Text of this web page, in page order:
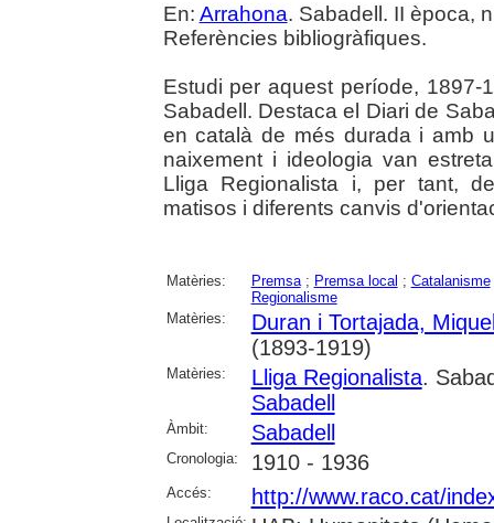
En: Arrahona. Sabadell. II època,
Referències bibliogràfiques.
Estudi per aquest període,
Sabadell. Destaca el Diari de
en català de més durada i amb
naixement i ideologia van
Lliga Regionalista i, per tant,
matisos i diferents canvis
Matèries: Premsa; Premsa local ; Catalanisme
Regionalisme
Matèries:
Duran i Tortajada,
(1893-1919)
Matèries: Lliga Regionalista.
Sabadell
Àmbit: Sabadell
Cronologia: 1910 - 1936
Accés: http://www.raco.cat/